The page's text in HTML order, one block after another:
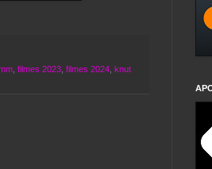
filmes 2023 filmes 2024 knut